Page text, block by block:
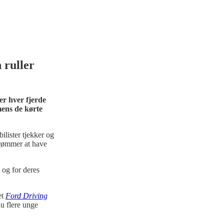
ruller
hver fjerde
de kørte
tjekker og
at have
for deres
Ford Driving
flere unge